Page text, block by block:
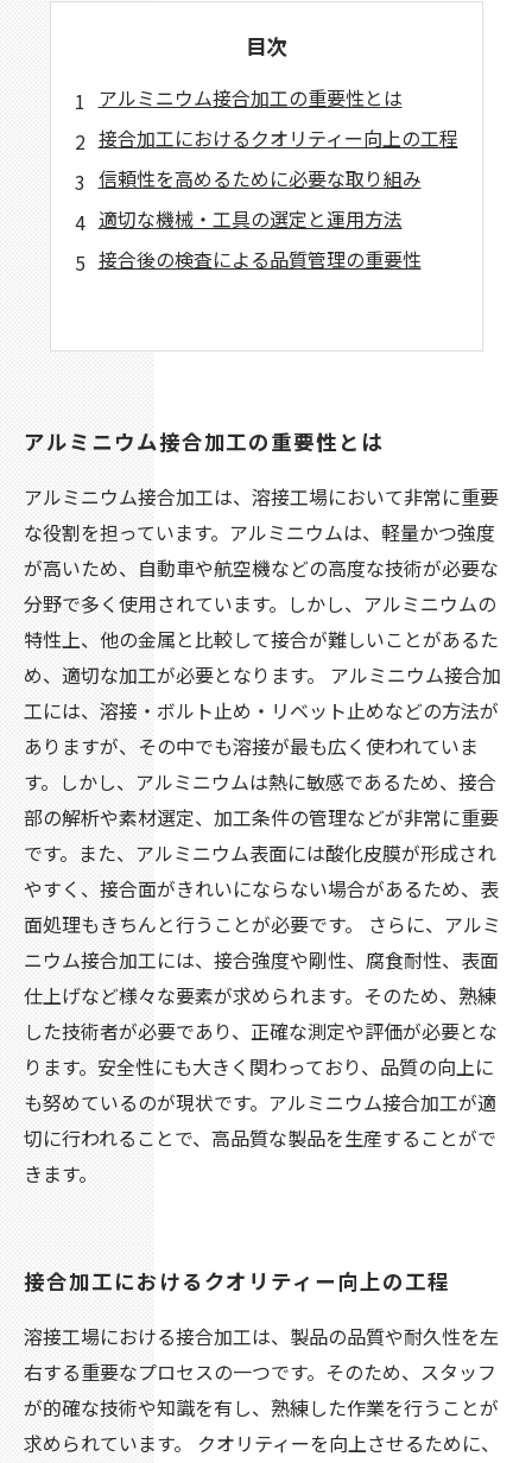
目次
アルミニウム接合加工の重要性とは
接合加工におけるクオリティー向上の工程
信頼性を高めるために必要な取り組み
適切な機械・工具の選定と運用方法
接合後の検査による品質管理の重要性
アルミニウム接合加工の重要性とは
アルミニウム接合加工は、溶接工場において非常に重要
な役割を担っています。アルミニウムは、軽量かつ強度
が高いため、自動車や航空機などの高度な技術が必要な
分野で多く使用されています。しかし、アルミニウムの
特性上、他の金属と比較して接合が難しいことがあるた
め、適切な加工が必要となります。 アルミニウム接合加
工には、溶接・ボルト止め・リベット止めなどの方法が
ありますが、その中でも溶接が最も広く使われていま
す。しかし、アルミニウムは熱に敏感であるため、接合
部の解析や素材選定、加工条件の管理などが非常に重要
です。また、アルミニウム表面には酸化皮膜が形成され
やすく、接合面がきれいにならない場合があるため、表
面処理もきちんと行うことが必要です。 さらに、アルミ
ニウム接合加工には、接合強度や剛性、腐食耐性、表面
仕上げなど様々な要素が求められます。そのため、熟練
した技術者が必要であり、正確な測定や評価が必要とな
ります。安全性にも大きく関わっており、品質の向上に
も努めているのが現状です。アルミニウム接合加工が適
切に行われることで、高品質な製品を生産することがで
きます。
接合加工におけるクオリティー向上の工程
溶接工場における接合加工は、製品の品質や耐久性を左
右する重要なプロセスの一つです。そのため、スタッフ
が的確な技術や知識を有し、熟練した作業を行うことが
求められています。 クオリティーを向上させるために、